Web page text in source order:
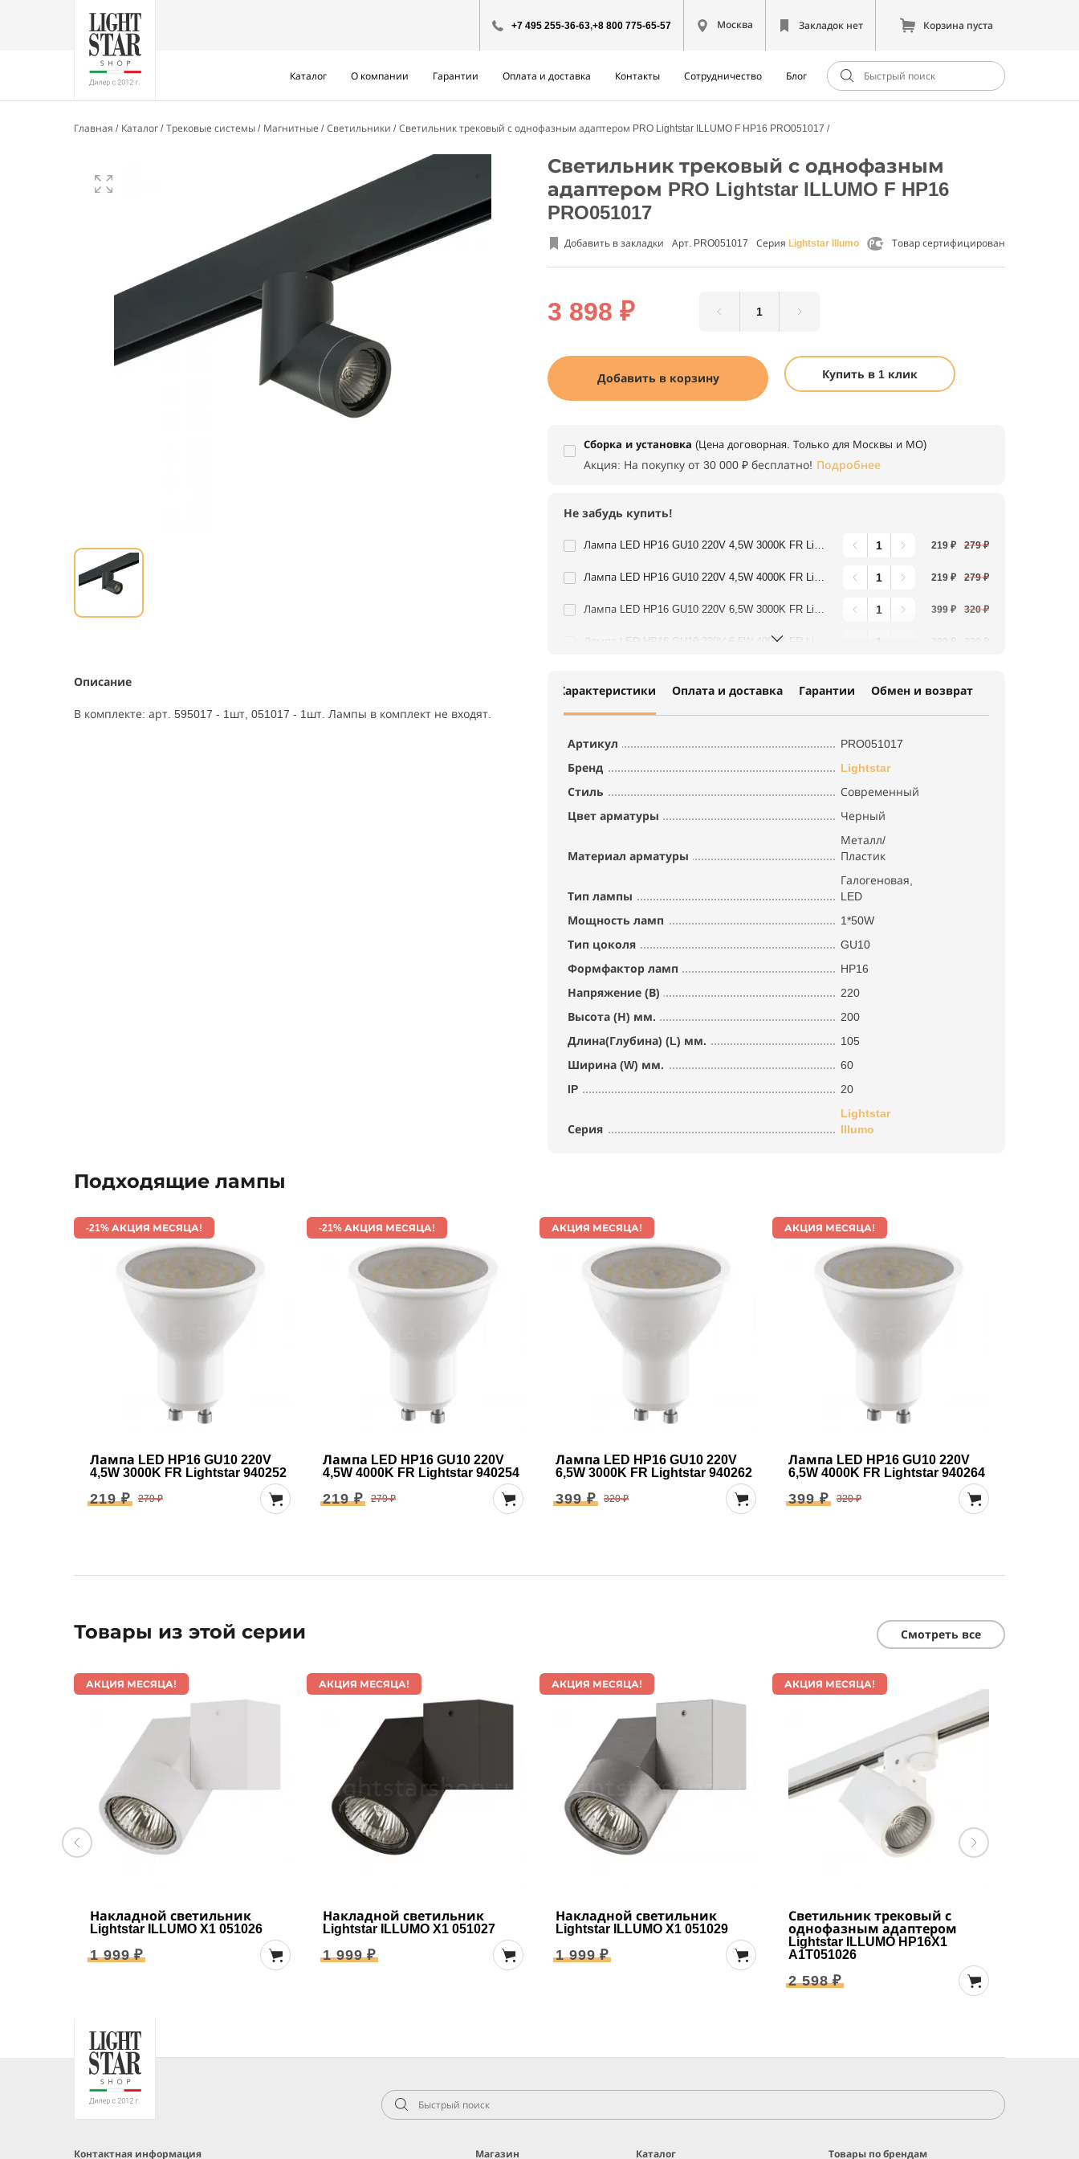
+7 495 255-36-63,+8 800 775-65-57 Москва Закладок нет Корзина пуста
Каталог О компании Гарантии Оплата и доставка Контакты Сотрудничество Блог
Главная Каталог Трековые системы Магнитные Светильники Светильник трековый с однофазным адаптером PRO Lightstar ILLUMO F HP16 PRO051017
Описание
В комплекте: арт. 595017 - 1шт, 051017 - 1шт. Лампы в комплект не входят.
Светильник трековый с однофазным
адаптером PRO Lightstar ILLUMO F HP16
PRO051017
Добавить в закладки Арт. PRO051017 Серия Lightstar Illumo Товар сертифицирован
3 898 ₽
Добавить в корзину Купить в 1 клик
Сборка и установка (Цена договорная. Только для Москвы и МО)
Акция: На покупку от 30 000 ₽ бесплатно! Подробнее
Не забудь купить!
Лампа LED HP16 GU10 220V 4,5W 3000K FR Lightstar 940252 219 ₽ 279 ₽
Лампа LED HP16 GU10 220V 4,5W 4000K FR Lightstar 940254 219 ₽ 279 ₽
Лампа LED HP16 GU10 220V 6,5W 3000K FR Lightstar 940262 399 ₽ 320 ₽
Лампа LED HP16 GU10 220V 6,5W 4000K FR Lightstar 940264
Характеристики Оплата и доставка Гарантии Обмен и возврат
Артикул
PRO051017
Бренд
Lightstar
Стиль
Современный
Цвет арматуры
Черный
Материал арматуры
Металл/
Пластик
Тип лампы
Галогеновая,
LED
Мощность ламп
1*50W
Тип цоколя
GU10
Формфактор ламп
HP16
Напряжение (В)
220
Высота (Н) мм.
200
Длина(Глубина) (L) мм.
105
Ширина (W) мм.
60
IP
20
Серия
Lightstar
Illumo
Подходящие лампы
-21% АКЦИЯ МЕСЯЦА!
Лампа LED HP16 GU10 220V
4,5W 3000K FR Lightstar 940252
219 ₽ 279 ₽
-21% АКЦИЯ МЕСЯЦА!
Лампа LED HP16 GU10 220V
4,5W 4000K FR Lightstar 940254
219 ₽ 279 ₽
АКЦИЯ МЕСЯЦА!
Лампа LED HP16 GU10 220V
6,5W 3000K FR Lightstar 940262
399 ₽ 320 ₽
АКЦИЯ МЕСЯЦА!
Лампа LED HP16 GU10 220V
6,5W 4000K FR Lightstar 940264
399 ₽ 320 ₽
Товары из этой серии Смотреть все
АКЦИЯ МЕСЯЦА!
Накладной светильник
Lightstar ILLUMO X1 051026
1 999 ₽
АКЦИЯ МЕСЯЦА!
Накладной светильник
Lightstar ILLUMO X1 051027
1 999 ₽
АКЦИЯ МЕСЯЦА!
Накладной светильник
Lightstar ILLUMO X1 051029
1 999 ₽
АКЦИЯ МЕСЯЦА!
Светильник трековый с
однофазным адаптером
Lightstar ILLUMO HP16X1
A1T051026
2 598 ₽
Контактная информация Магазин Каталог Товары по брендам